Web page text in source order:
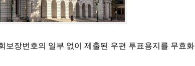
보장번호의 일부 없이 제출된 우편 투표용지를 무효화